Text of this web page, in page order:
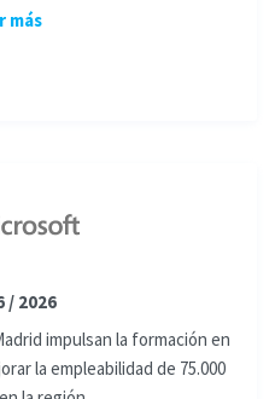
más
/ 2026
impulsan la formación en
la empleabilidad de 75.000